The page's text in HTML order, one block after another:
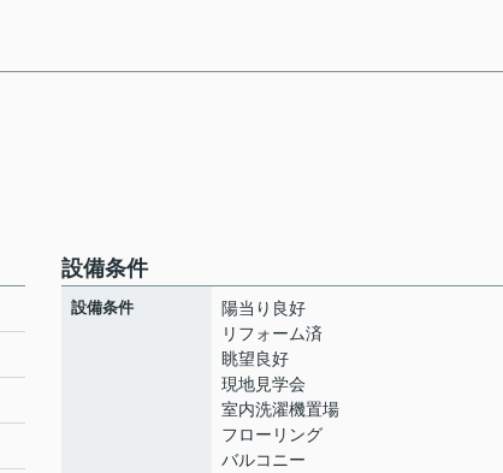
設備条件
設備条件
陽当り良好
リフォーム済
眺望良好
現地見学会
室内洗濯機置場
フローリング
バルコニー